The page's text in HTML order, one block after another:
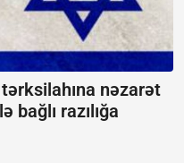
nəzarət
bağlı razılığa